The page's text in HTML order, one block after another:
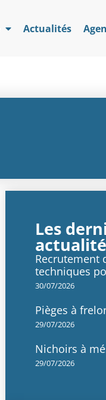
Actualités
Les
Recrutement
techniques
30/07/2026
Pièges à
29/07/2026
Nichoirs à
29/07/2026